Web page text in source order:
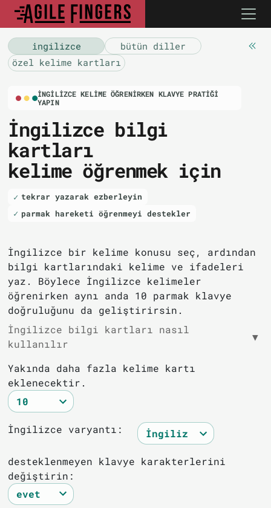
i̇ngilizce
bütün diller
özel kelime kartları
İNGILIZCE KELIME ÖĞRENIRKEN KLAVYE PRATIĞI
YAPIN
İngilizce bilgi
kartları
kelime öğrenmek için
tekrar yazarak ezberleyin
parmak hareketi öğrenmeyi destekler
İngilizce bir kelime konusu seç, ardından
bilgi kartlarındaki kelime ve ifadeleri
yaz. Böylece İngilizce kelimeler
öğrenirken aynı anda 10 parmak klavye
doğruluğunu da geliştirirsin.
İngilizce bilgi kartları nasıl
kullanılır
▼
Yakında daha fazla kelime kartı
eklenecektir.
İngilizce varyantı:
desteklenmeyen klavye karakterlerini
değiştirin: